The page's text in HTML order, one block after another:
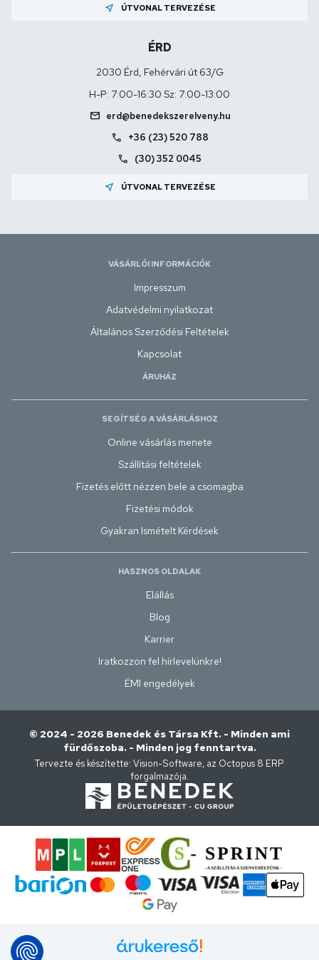
near_me ÚTVONAL TERVEZÉSE
ÉRD
2030 Érd, Fehérvári út 63/G
H-P: 7:00-16:30 Sz: 7:00-13:00
mail erd@benedekszerelveny.hu
call +36 (23) 520 788
call (30) 352 0045
near_me ÚTVONAL TERVEZÉSE
VÁSÁRLÓI INFORMÁCIÓK
Impresszum
Adatvédelmi nyilatkozat
Általános Szerződési Feltételek
Kapcsolat
ÁRUHÁZ
SEGÍTSÉG A VÁSÁRLÁSHOZ
Online vásárlás menete
Szállítási feltételek
Fizetés előtt nézzen bele a csomagba
Fizetési módok
Gyakran Ismételt Kérdések
HASZNOS OLDALAK
Elállás
Blog
Karrier
Iratkozzon fel hírlevelünkre!
ÉMI engedélyek
© 2024 - 2026 Benedek és Társa Kft. - Minden ami
fürdőszoba. - Minden jog fenntartva.
Tervezte és készítette: Vision-Software, az Octopus 8 ERP
forgalmazója.